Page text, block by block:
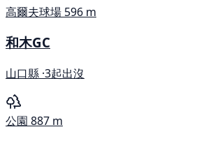
高爾夫球場 596 m
和木GC
山口縣 ·3起出沒
公園 887 m